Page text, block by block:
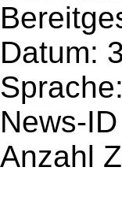
Datum:
News-
Anzahl